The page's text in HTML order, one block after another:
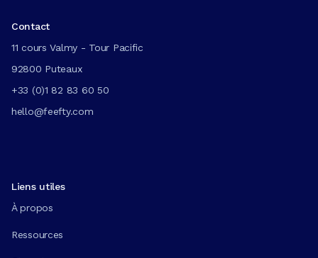
Contact
11 cours Valmy - Tour Pacific
92800 Puteaux
+33 (0)1 82 83 60 50
hello@feefty.com
Liens utiles
À propos
Ressources